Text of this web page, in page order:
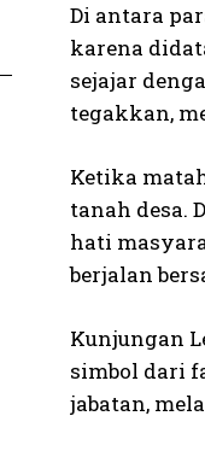
Di antara
karena
sejajar
tegakkan,
Ketika
tanah desa.
hati
berjalan
Kunjungan
simbol dari
jabatan,